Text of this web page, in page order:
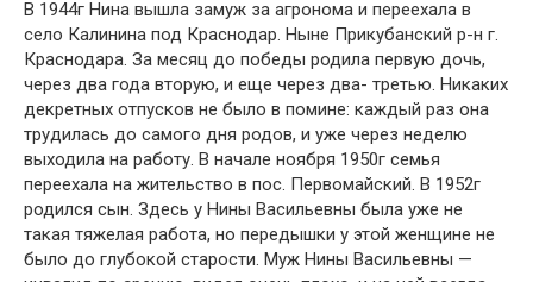
В 1944г Нина вышла замуж за агронома и переехала в
село Калинина под Краснодар. Ныне Прикубанский р-н г.
Краснодара. За месяц до победы родила первую дочь,
через два года вторую, и еще через два- третью. Никаких
декретных отпусков не было в помине: каждый раз она
трудилась до самого дня родов, и уже через неделю
выходила на работу. В начале ноября 1950г семья
переехала на жительство в пос. Первомайский. В 1952г
родился сын. Здесь у Нины Васильевны была уже не
такая тяжелая работа, но передышки у этой женщине не
было до глубокой старости. Муж Нины Васильевны —